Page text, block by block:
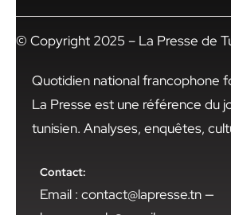
© Copyright 2025 – La Presse de
Quotidien national francophone
La Presse est une référence du
tunisien. Analyses, enquêtes,
Contact:
Email : contact@lapresse.tn —